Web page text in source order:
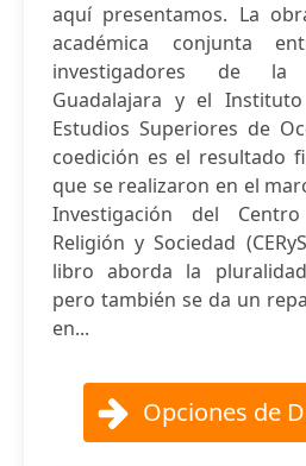
aquí presentamos. La
académica conjunta
investigadores de la
Guadalajara y el
Estudios Superiores de
coedición es el resultado
que se realizaron en el
Investigación del
Religión y Sociedad
libro aborda la
pero también se da un
en...
Opciones de